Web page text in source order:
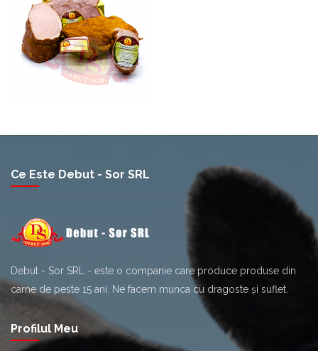
Ce Este Debut - Sor SRL
Debut - Sor SRL - este o companie care produce produse din
carne de peste 15 ani. Ne facem munca cu dragoste și suflet.
Profilul Meu